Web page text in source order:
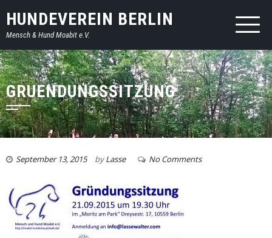
HUNDEVEREIN BERLIN
Mensch & Hund Moabit e.V.
GRUENDUNGSSITZUNG
September 13, 2015 byLasse No Comments